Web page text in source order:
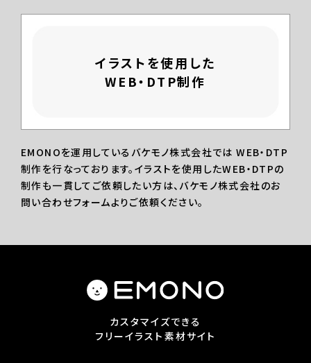
イラストを使用した
WEB・DTP制作
EMONOを運用しているバケモノ株式会社では WEB・DTP
制作を行なっております。イラストを使用したWEB・DTPの
制作も一貫してご依頼したい方は、バケモノ株式会社のお
問い合わせフォームよりご依頼ください。
カスタマイズできる
フリーイラスト素材サイト